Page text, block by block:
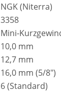
NGK (Niterra)
3358
Mini-
10,0 mm
12,7 mm
16,0 mm (5/8")
6 (Standard)